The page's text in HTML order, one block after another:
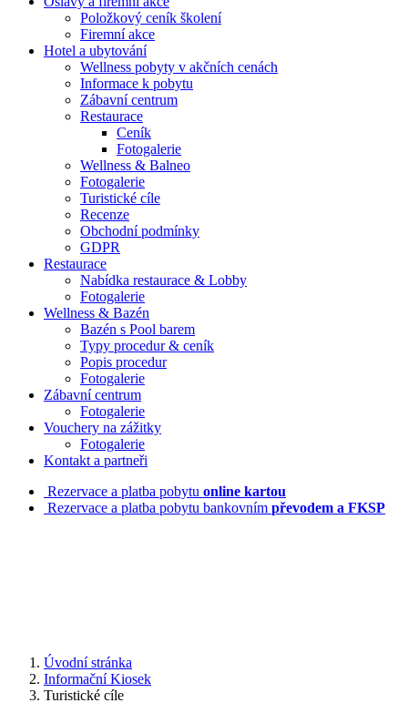
Položkový ceník školení
Firemní akce
Hotel a ubytování
Wellness pobyty v akčních cenách
Informace k pobytu
Zábavní centrum
Restaurace
Ceník
Fotogalerie
Wellness & Balneo
Fotogalerie
Turistické cíle
Recenze
Obchodní podmínky
GDPR
Restaurace
Nabídka restaurace & Lobby
Fotogalerie
Wellness & Bazén
Bazén s Pool barem
Typy procedur & ceník
Popis procedur
Fotogalerie
Zábavní centrum
Fotogalerie
Vouchery na zážitky
Fotogalerie
Kontakt a partneři
Rezervace a platba pobytu online kartou
Rezervace a platba pobytu bankovním převodem a FKSP
Úvodní stránka
Informační Kiosek
Turistické cíle